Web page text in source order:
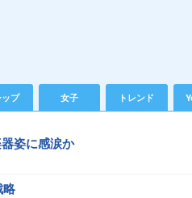
ップ 女子 トレンド
姿に感涙か
略